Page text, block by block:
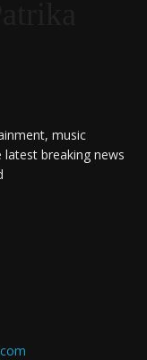
music
breaking news